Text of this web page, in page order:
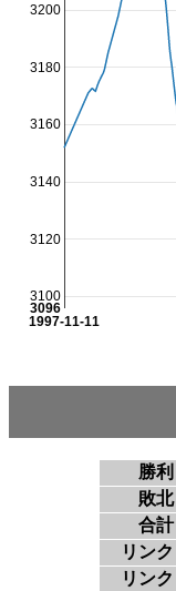
1997-11-11
3100
3120
3140
3160
3180
3200
3096
勝利
敗北
合計
リンク
リンク